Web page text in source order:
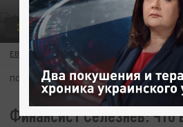
ЭКОНОМИКА
ЕВА ВЕТРОВА 07 АПРЕЛЯ 15:32
ПОДПИШИТЕСЬ:
Финансист Селезнев: